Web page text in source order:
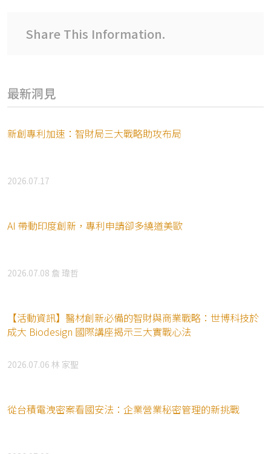
Share This Information.
最新洞見
新創專利加速：智財局三大戰略助攻布局
2026.07.17
AI 帶動印度創新，專利申請卻多繞道美歐
2026.07.08 詹 瑋哲
【活動資訊】醫材創新必備的智財與商業戰略：世博科技於
成大 Biodesign 國際講座揭示三大實戰心法
2026.07.06 林 家聖
從台積電洩密案看國安法：企業營業秘密管理的新挑戰